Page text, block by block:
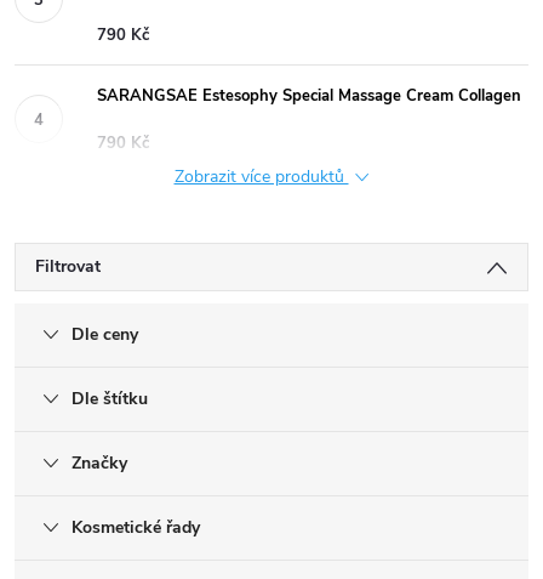
790 Kč
SARANGSAE Estesophy Special Massage Cream Collagen
790 Kč
Zobrazit více produktů
Filtrovat
Dle ceny
Dle štítku
Značky
Kosmetické řady